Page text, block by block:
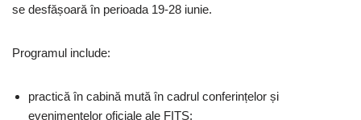
se desfășoară în perioada 19-28 iunie.
Programul include:
practică în cabină mută în cadrul conferințelor și
evenimentelor oficiale ale FITS;